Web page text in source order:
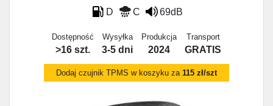
D C 69dB
Dostępność
>16 szt.
Wysyłka
3-5 dni
Produkcja
2024
Transport
GRATIS
Dodaj czujnik TPMS w koszyku za 115 zł/szt